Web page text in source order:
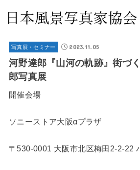
写真展・セミナー 2023.11.05
河野達郎『山河の軌跡』街づ
郎写真展
開催会場
ソニーストア大阪αプラザ
〒530-0001 大阪市北区梅田2-2-22